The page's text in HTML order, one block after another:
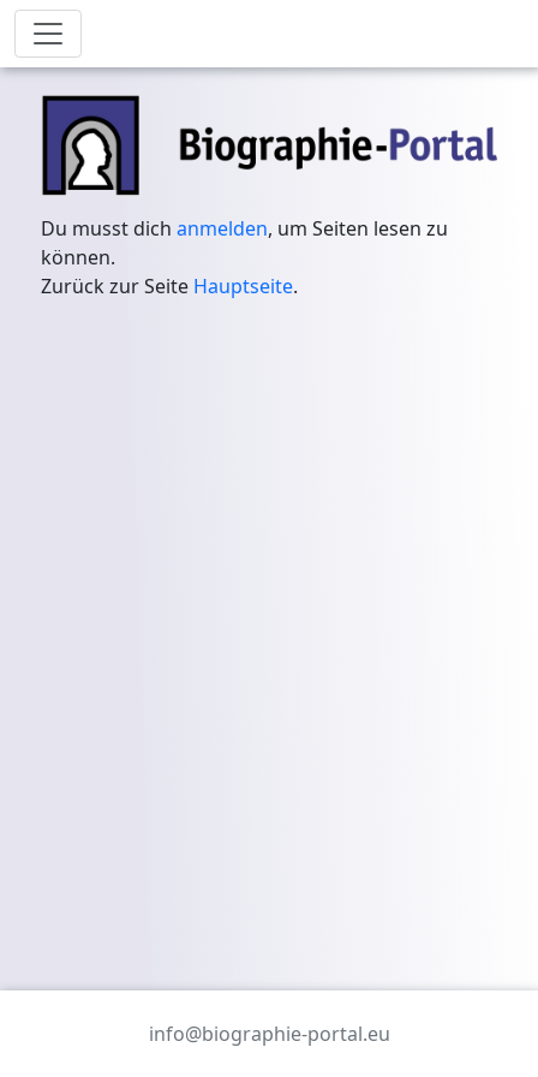
Du musst dichanmelden, um Seiten lesen zu
können.
Zurück zur Seite Hauptseite.
info@biographie-portal.eu